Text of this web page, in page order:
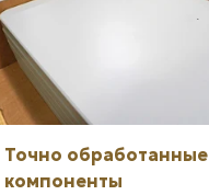
Точно обработанные
компоненты